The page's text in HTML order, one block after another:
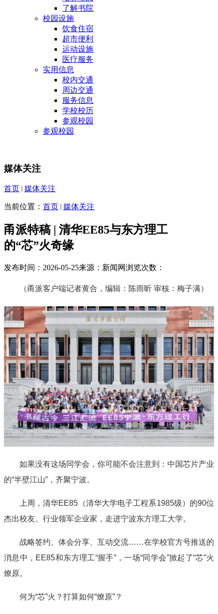
了解书院
校园设施
饮食住宿
超市便利
运动设施
医疗服务
实用信息
校内交通
周边交通
服务信息
学校校历
参观校园
参观校园
媒体关注
首页 媒体关注
当前位置： 首页 媒体关注
甬派特稿 | 清华EE85与东方理工
的“芯”火奇缘
发布时间：2026-05-25来源：新闻网浏览次数：
（甬派客户端记者黄合，编辑：陈雨昕 审核：梅子满）
如果没有这场同学会，你可能不会注意到：中国芯片产业
的“半壁江山”，齐聚宁波。
上周，清华EE85（清华大学电子工程系1985级）的90位
杰出校友、行业领军企业家，走进宁波东方理工大学。
战略签约、体会分享、互动交流……在学校官方号推送的
消息中，EE85和东方理工“握手”，一场“同学会”掀起了“芯”火
燎原。
何为“芯”火？打算如何“燎原”？